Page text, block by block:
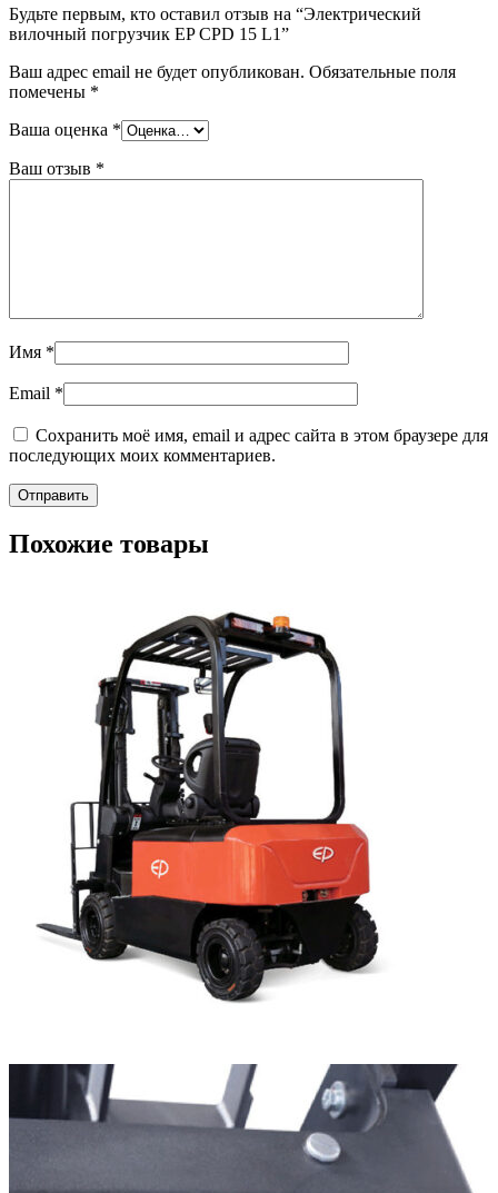
Будьте первым, кто оставил отзыв на “Электрический
вилочный погрузчик EP CPD 15 L1”
Ваш адрес email не будет опубликован. Обязательные поля
помечены *
Ваша оценка *
Ваш отзыв *
Имя *
Email *
Сохранить моё имя, email и адрес сайта в этом браузере для
последующих моих комментариев.
Похожие товары